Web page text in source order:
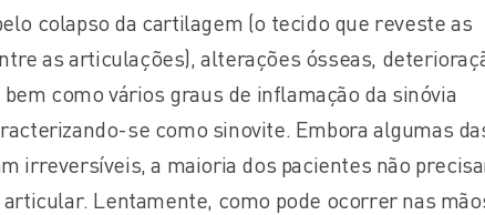
colapso da cartilagem (o tecido que reveste as
as articulações), alterações ósseas,
como vários graus de inflamação da sinóvia
se como sinovite. Embora algumas
irreversíveis, a maioria dos pacientes não
Lentamente, como pode ocorrer nas